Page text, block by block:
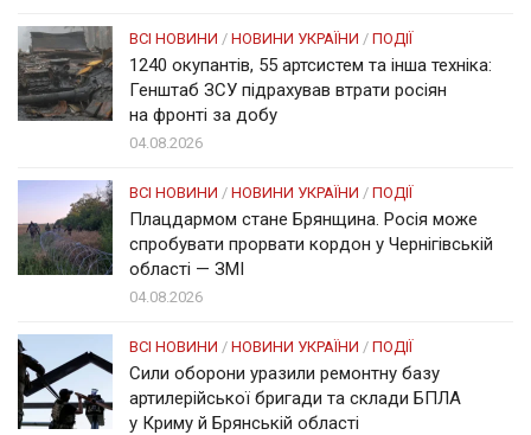
ВСІ НОВИНИ / НОВИНИ УКРАЇНИ / ПОДІЇ
1240 окупантів, 55 артсистем та інша техніка:
Генштаб ЗСУ підрахував втрати росіян
на фронті за добу
04.08.2026
ВСІ НОВИНИ / НОВИНИ УКРАЇНИ / ПОДІЇ
Плацдармом стане Брянщина. Росія може
спробувати прорвати кордон у Чернігівській
області — ЗМІ
04.08.2026
ВСІ НОВИНИ / НОВИНИ УКРАЇНИ / ПОДІЇ
Сили оборони уразили ремонтну базу
артилерійської бригади та склади БПЛА
у Криму й Брянській області